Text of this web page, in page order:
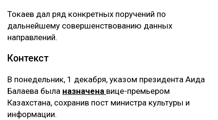
Токаев дал ряд конкретных поручений по
дальнейшему совершенствованию данных
направлений.
Контекст
В понедельник, 1 декабря, указом президента Аида
Балаева была назначена вице-премьером
Казахстана, сохранив пост министра культуры и
информации.